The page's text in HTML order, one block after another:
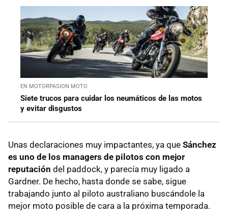
EN MOTORPASION MOTO
Siete trucos para cuidar los neumáticos de las motos
y evitar disgustos
Unas declaraciones muy impactantes, ya que Sánchez
es uno de los managers de pilotos con mejor
reputación del paddock, y parecía muy ligado a
Gardner. De hecho, hasta donde se sabe, sigue
trabajando junto al piloto australiano buscándole la
mejor moto posible de cara a la próxima temporada.